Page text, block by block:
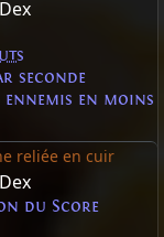
seconde
ennemis en moins
reliée en cuir
du Score